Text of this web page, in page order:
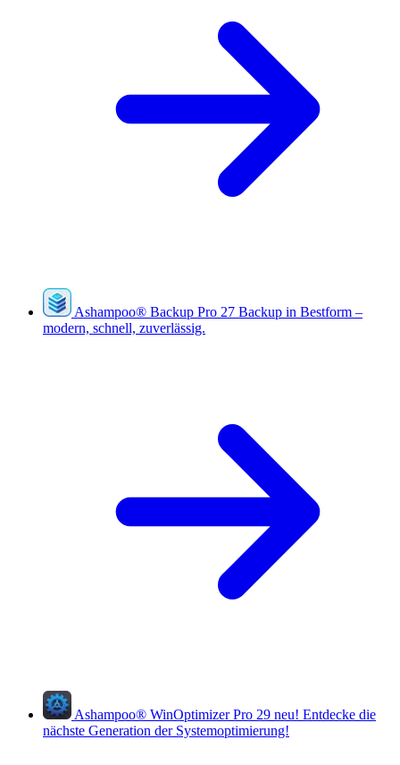
Ashampoo® Backup Pro 27 Backup in Bestform –
modern, schnell, zuverlässig.
Ashampoo® WinOptimizer Pro 29 neu! Entdecke die
nächste Generation der Systemoptimierung!